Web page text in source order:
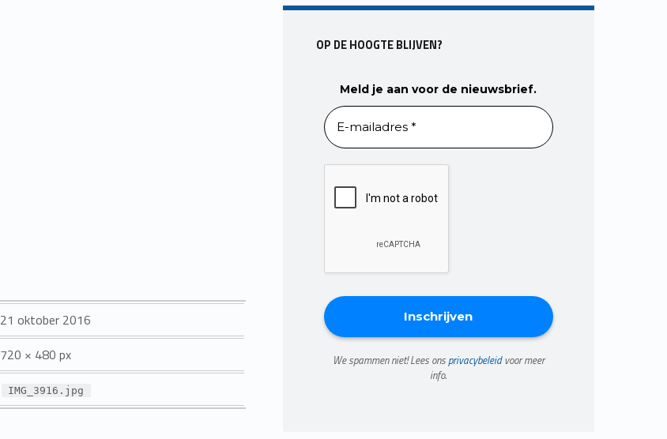
21 oktober 2016
720 × 480 px
IMG_3916.jpg
OP DE HOOGTE BLIJVEN?
Meld je aan voor de nieuwsbrief.
We spammen niet! Lees onsprivacybeleidvoor meer
info.